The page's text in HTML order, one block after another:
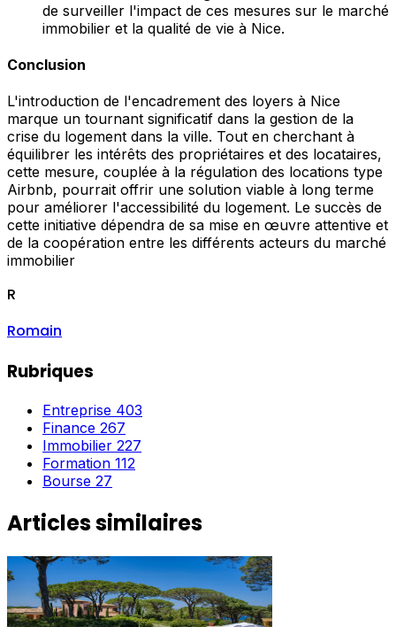
de surveiller l'impact de ces mesures sur le marché
immobilier et la qualité de vie à Nice.
Conclusion
L'introduction de l'encadrement des loyers à Nice
marque un tournant significatif dans la gestion de la
crise du logement dans la ville. Tout en cherchant à
équilibrer les intérêts des propriétaires et des locataires,
cette mesure, couplée à la régulation des locations type
Airbnb, pourrait offrir une solution viable à long terme
pour améliorer l'accessibilité du logement. Le succès de
cette initiative dépendra de sa mise en œuvre attentive et
de la coopération entre les différents acteurs du marché
immobilier
R
Romain
Rubriques
Entreprise 403
Finance 267
Immobilier 227
Formation 112
Bourse 27
Articles similaires